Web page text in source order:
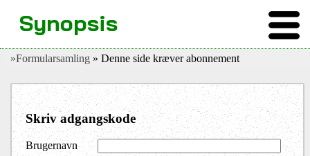
»Formularsamling » Denne side kræver abonnement
Skriv adgangskode
Brugernavn
Synopsis